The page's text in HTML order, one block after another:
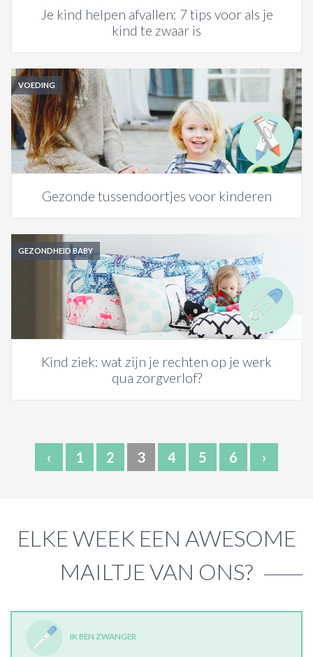
Je kind helpen afvallen: 7 tips voor als je
kind te zwaar is
VOEDING
Gezonde tussendoortjes voor kinderen
GEZONDHEID BABY
Kind ziek: wat zijn je rechten op je werk
qua zorgverlof?
‹ 1 2 3 4 5 6 ›
ELKE WEEK EEN AWESOME
MAILTJE VAN ONS?
IK BEN ZWANGER